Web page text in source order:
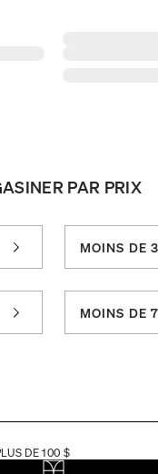
PAR PRIX
MOINS DE
MOINS DE
DE 100 $